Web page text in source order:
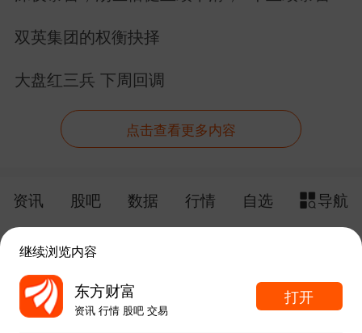
双英集团的权衡抉择
大盘红三兵 下周回调
点击查看更多内容
资讯 股吧 数据 行情 自选
导航
给网站提点意见 下载APP
继续浏览内容
东方财富
资讯 行情 股吧 交易
打开